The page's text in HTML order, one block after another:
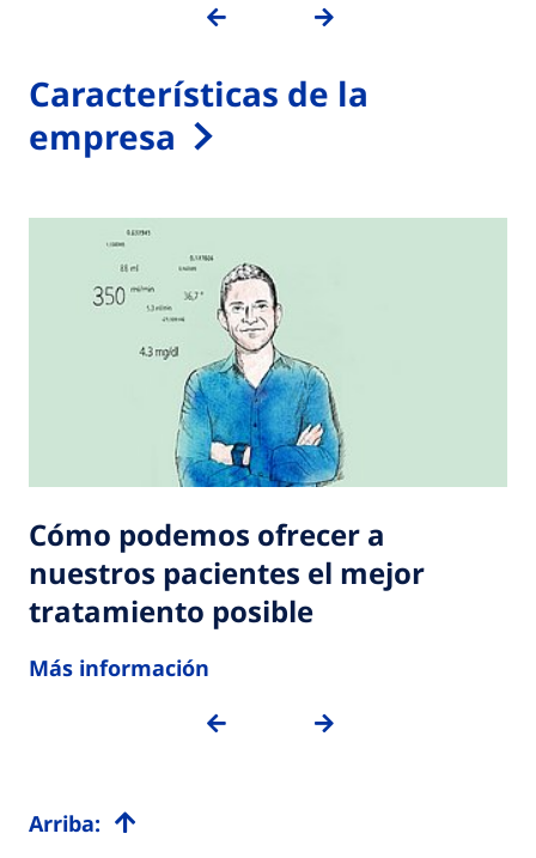
PREVIOUS
Características de la
empresa
Cómo podemos ofrecer a
nuestros pacientes el mejor
tratamiento posible
Más información
PREVIOUS
Arriba: